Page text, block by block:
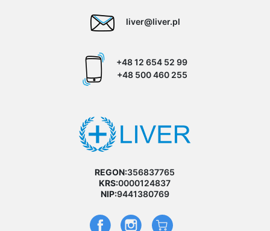
liver@liver.pl
+48 12 654 52 99
+48 500 460 255
REGON:356837765
KRS:0000124837
NIP:9441380769